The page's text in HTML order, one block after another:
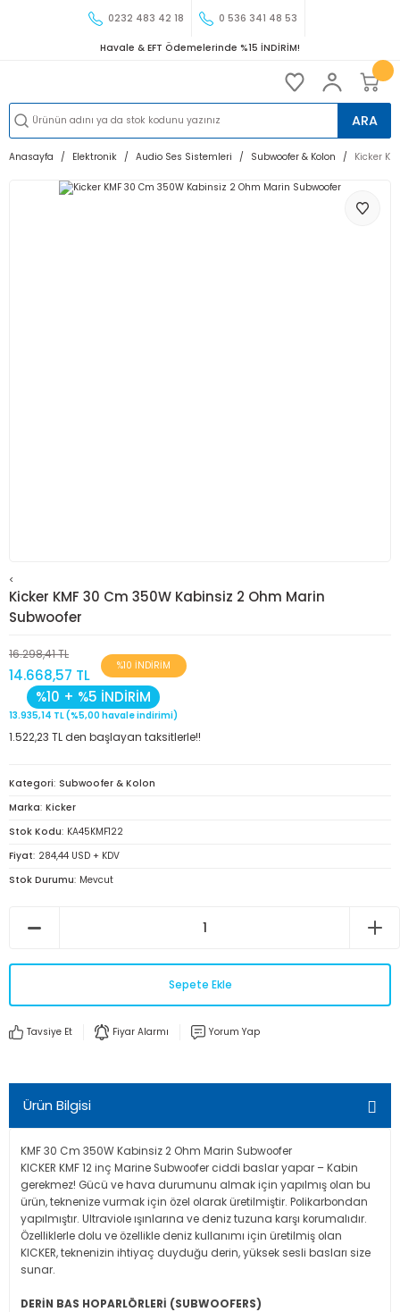
0232 483 42 18 0 536 341 48 53
Havale & EFT Ödemelerinde %15 İNDİRİM!
ARA
Anasayfa Elektronik Audio Ses Sistemleri Subwoofer & Kolon Kicker
<
Kicker KMF 30 Cm 350W Kabinsiz 2 Ohm Marin
Subwoofer
16.298,41 TL
14.668,57 TL
%10 İNDİRİM
%10 + %5 İNDİRİM
13.935,14 TL (%5,00 havale indirimi)
1.522,23 TL den başlayan taksitlerle!!
Kategori Subwoofer & Kolon
Marka Kicker
Stok Kodu KA45KMF122
Fiyat 284,44 USD + KDV
Stok Durumu Mevcut
Sepete Ekle
Tavsiye Et Fiyar Alarmı Yorum Yap
Ürün Bilgisi
KMF 30 Cm 350W Kabinsiz 2 Ohm Marin Subwoofer
KICKER KMF 12 inç Marine Subwoofer ciddi baslar yapar – Kabin
gerekmez! Gücü ve hava durumunu almak için yapılmış olan bu
ürün, teknenize vurmak için özel olarak üretilmiştir. Polikarbondan
yapılmıştır. Ultraviole ışınlarına ve deniz tuzuna karşı korumalıdır.
Özelliklerle dolu ve özellikle deniz kullanımı için üretilmiş olan
KICKER, teknenizin ihtiyaç duyduğu derin, yüksek sesli basları size
sunar.
DERİN BAS HOPARLÖRLERİ (SUBWOOFERS)